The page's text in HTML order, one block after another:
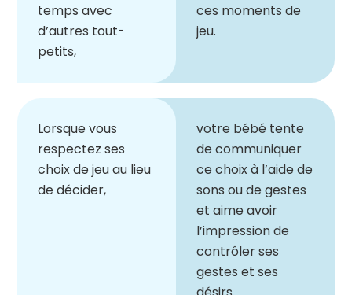
temps avec
d’autres tout-
petits,
ces moments de
jeu.
Lorsque vous
respectez ses
choix de jeu au lieu
de décider,
votre bébé tente
de communiquer
ce choix à l’aide de
sons ou de gestes
et aime avoir
l’impression de
contrôler ses
gestes et ses